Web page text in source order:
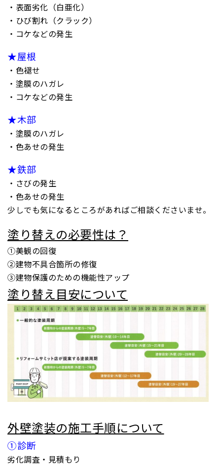
・表面劣化（白亜化）
・ひび割れ（クラック）
・コケなどの発生
★屋根
・色褪せ
・塗膜のハガレ
・コケなどの発生
★木部
・塗膜のハガレ
・色あせの発生
★鉄部
・さびの発生
・色あせの発生
少しでも気になるところがあればご相談くださいませ。
塗り替えの必要性は？
①美観の回復
②建物不具合箇所の修復
③建物保護のための機能性アップ
塗り替え目安について
外壁塗装の施工手順について
①診断
劣化調査・見積もり